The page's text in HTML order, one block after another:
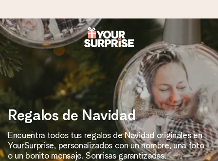
Pide hoy y se envía en 1 día laborable
Preparamos tu regalo con cuidado y lo enviamos al vuelo,
para que lo entregues en el momento perfecto, cuando más
4,5 (basado en +15.000 opiniones)
Nuestros regalos inspiran. Los clientes nos dan un 4,5 en
Google Reviews.
Regalos de Navidad
Encuentra todos tus regalos de Navidad originales en
YourSurprise, personalizados con un nombre, una foto
o un bonito mensaje. Sonrisas garantizadas.